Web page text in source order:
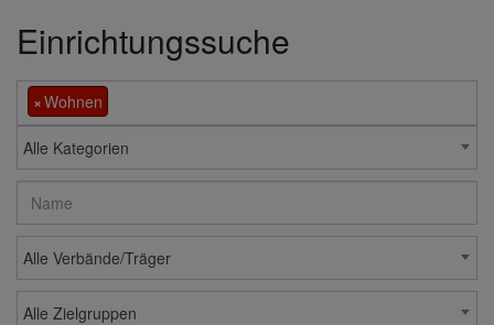
Einrichtungssuche
×Wohnen
Alle Kategorien
Alle Verbände/Träger
Alle Zielgruppen